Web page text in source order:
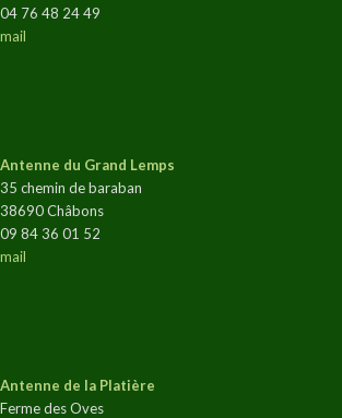
04 76 48 24 49
mail
Antenne du Grand Lemps
35 chemin de baraban
38690 Châbons
09 84 36 01 52
mail
Antenne de la Platière
Ferme des Oves